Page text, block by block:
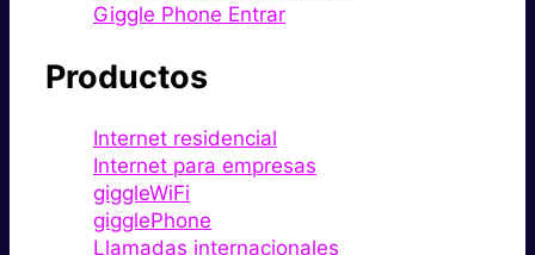
Giggle Phone Entrar
Productos
Internet residencial
Internet para empresas
giggleWiFi
gigglePhone
Llamadas internacionales